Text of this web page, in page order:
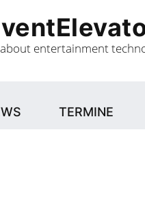
entertainment
TERMINE